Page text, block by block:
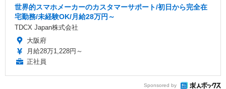
世界的スマホメーカーのカスタマーサポート/初日から完全在
宅勤務/未経験OK/月給28万円～
TDCX Japan株式会社
大阪府
月給28万1,228円～
正社員
Sponsored by